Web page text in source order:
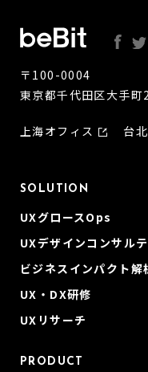
〒100-0004
東京都千代田区大手
上海オフィス 台
SOLUTION
UXグロースOps
UXデザインコンサル
ビジネスインパクト解
UX・DX研修
UXリサーチ
PRODUCT